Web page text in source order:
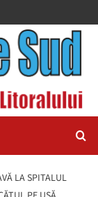
LA SPITALUL